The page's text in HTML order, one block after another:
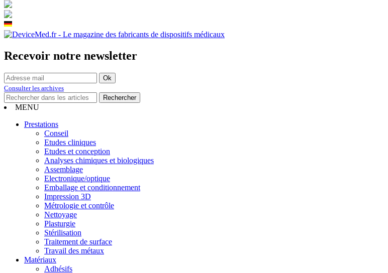
Recevoir notre newsletter
Consulter les archives
MENU
Prestations
Conseil
Etudes cliniques
Etudes et conception
Analyses chimiques et biologiques
Assemblage
Electronique/optique
Emballage et conditionnement
Impression 3D
Métrologie et contrôle
Nettoyage
Plasturgie
Stérilisation
Traitement de surface
Travail des métaux
Matériaux
Adhésifs